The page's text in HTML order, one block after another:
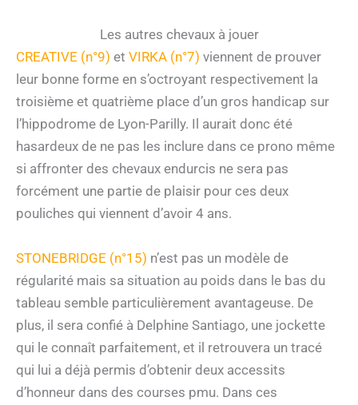
Les autres chevaux à jouer
CREATIVE (n°9) et VIRKA (n°7) viennent de prouver
leur bonne forme en s’octroyant respectivement la
troisième et quatrième place d’un gros handicap sur
l’hippodrome de Lyon-Parilly. Il aurait donc été
hasardeux de ne pas les inclure dans ce prono même
si affronter des chevaux endurcis ne sera pas
forcément une partie de plaisir pour ces deux
pouliches qui viennent d’avoir 4 ans.
STONEBRIDGE (n°15) n’est pas un modèle de
régularité mais sa situation au poids dans le bas du
tableau semble particulièrement avantageuse. De
plus, il sera confié à Delphine Santiago, une jockette
qui le connaît parfaitement, et il retrouvera un tracé
qui lui a déjà permis d’obtenir deux accessits
d’honneur dans des courses pmu. Dans ces